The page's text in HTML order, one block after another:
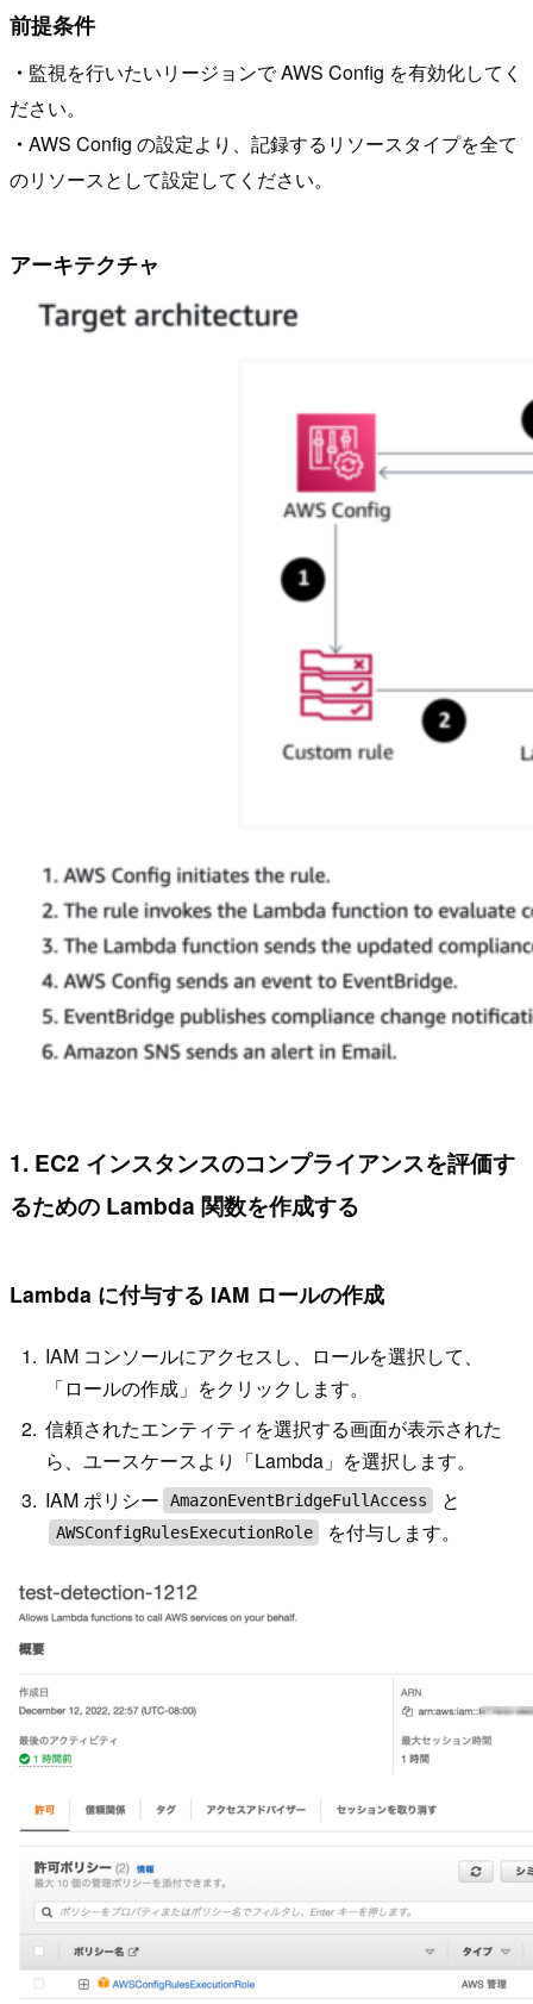
前提条件
・ 監視を行いたいリージョンで AWS Config を有効化してく
ださい。
・ AWS Config の設定より、記録するリソースタイプを全て
のリソースとして設定してください。
アーキテクチャ
1. EC2 インスタンスのコンプライアンスを評価す
るための Lambda 関数を作成する
Lambda に付与する IAM ロールの作成
IAM コンソールにアクセスし、ロールを選択して、
「ロールの作成」をクリックします。
信頼されたエンティティを選択する画面が表示された
ら、ユースケースより「Lambda」を選択します。
IAM ポリシー
AmazonEventBridgeFullAccess と
AWSConfigRulesExecutionRole を付与します。